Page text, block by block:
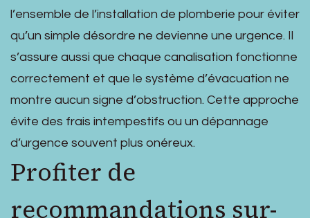
l’ensemble de l’installation de plomberie pour éviter
qu’un simple désordre ne devienne une urgence. Il
s’assure aussi que chaque canalisation fonctionne
correctement et que le système d’évacuation ne
montre aucun signe d’obstruction. Cette approche
évite des frais intempestifs ou un dépannage
d’urgence souvent plus onéreux.
Profiter de
recommandations sur-